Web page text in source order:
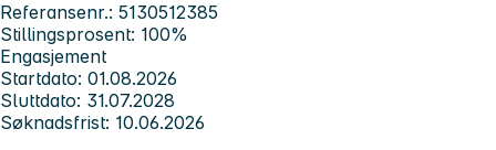
Referansenr.: 5130512385
Stillingsprosent: 100%
Engasjement
Startdato: 01.08.2026
Sluttdato: 31.07.2028
Søknadsfrist: 10.06.2026